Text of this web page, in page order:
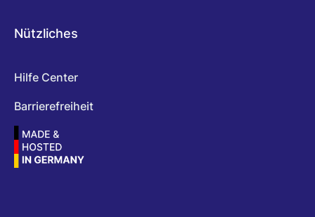
Nützliches
Hilfe Center
Barrierefreiheit